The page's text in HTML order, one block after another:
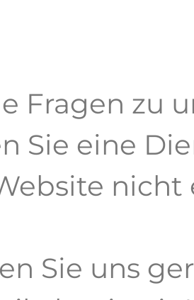
Fragen zu
Sie eine
Sie uns